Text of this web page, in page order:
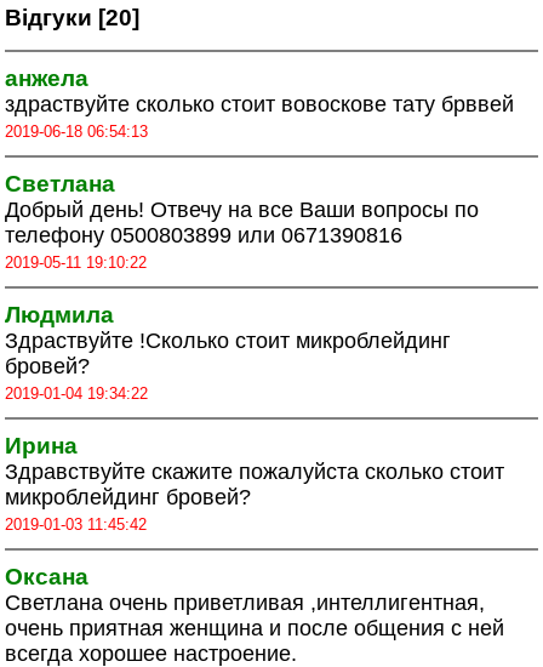
Відгуки [20]
анжела
здраствуйте сколько стоит вовоскове тату брввей
2019-06-18 06:54:13
Светлана
Добрый день! Отвечу на все Ваши вопросы по
телефону 0500803899 или 0671390816
2019-05-11 19:10:22
Людмила
Здраствуйте !Сколько стоит микроблейдинг
бровей?
2019-01-04 19:34:22
Ирина
Здравствуйте скажите пожалуйста сколько стоит
микроблейдинг бровей?
2019-01-03 11:45:42
Оксана
Светлана очень приветливая ,интеллигентная,
очень приятная женщина и после общения с ней
всегда хорошее настроение.